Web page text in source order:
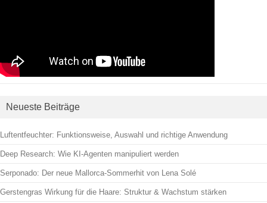
Neueste Beiträge
Luftentfeuchter: Funktionsweise, Auswahl und richtige Anwendung
Deep Research: Wie KI-Agenten manipuliert werden
Serponado: Der neue Mallorca-Sommerhit von Lena Solé
Gerstengras Wirkung für die Haare: Struktur & Wachstum stärken